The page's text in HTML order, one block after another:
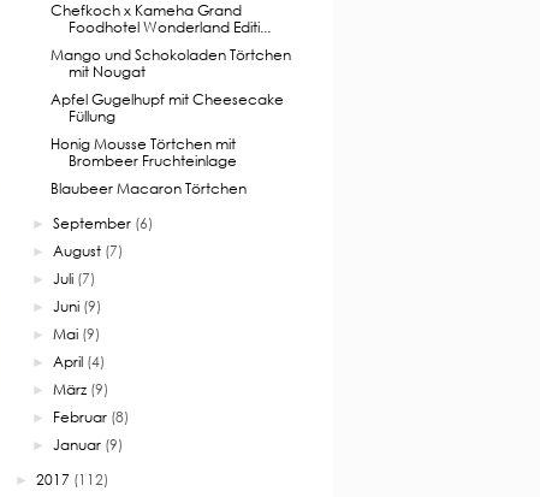
Chefkoch x Kameha Grand
Foodhotel Wonderland Editi...
Mango und Schokoladen Törtchen
mit Nougat
Apfel Gugelhupf mit Cheesecake
Füllung
Honig Mousse Törtchen mit
Brombeer Fruchteinlage
Blaubeer Macaron Törtchen
►September (6)
►August (7)
►Juli (7)
►Juni (9)
►Mai (9)
►April (4)
►März (9)
► Februar (8)
►Januar (9)
► 2017 (112)